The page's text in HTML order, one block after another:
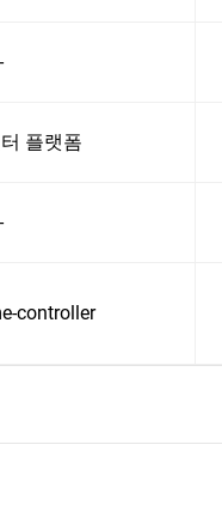
-
플랫폼
-
controller